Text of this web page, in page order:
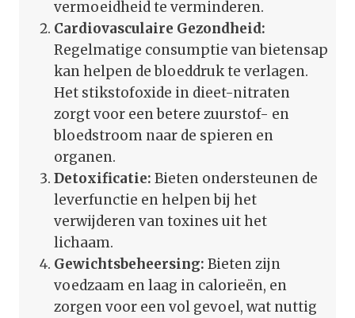
vermoeidheid te verminderen.
Cardiovasculaire Gezondheid:
Regelmatige consumptie van bietensap
kan helpen de bloeddruk te verlagen.
Het stikstofoxide in dieet-nitraten
zorgt voor een betere zuurstof- en
bloedstroom naar de spieren en
organen.
Detoxificatie: Bieten ondersteunen de
leverfunctie en helpen bij het
verwijderen van toxines uit het
lichaam.
Gewichtsbeheersing: Bieten zijn
voedzaam en laag in calorieën, en
zorgen voor een vol gevoel, wat nuttig